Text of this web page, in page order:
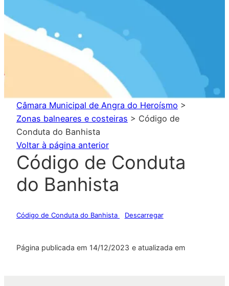
Câmara Municipal de Angra do Heroísmo >
Zonas balneares e costeiras > Código de
Conduta do Banhista
Voltar à página anterior
Código de Conduta
do Banhista
Código de Conduta do Banhista Descarregar
Página publicada em 14/12/2023 e atualizada em